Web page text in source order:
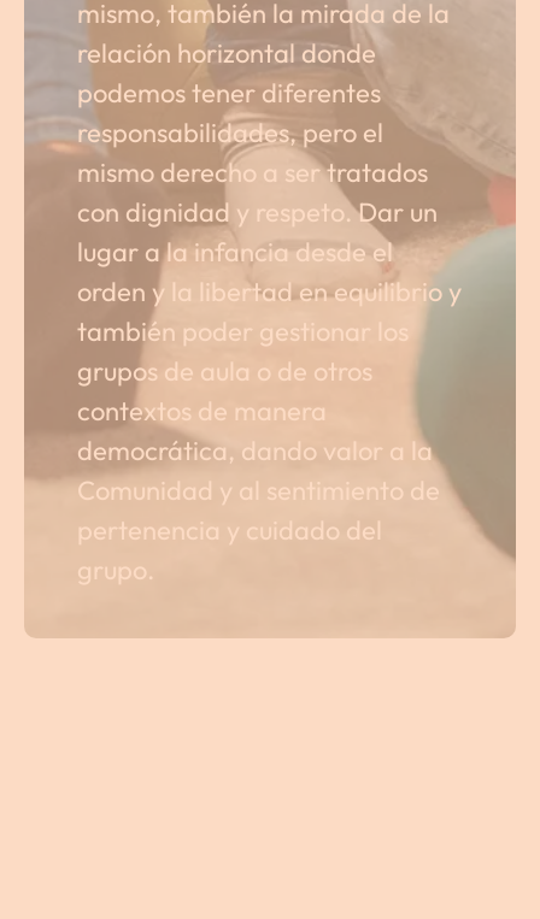
mismo, también la mirada de la
relación horizontal donde
podemos tener diferentes
responsabilidades, pero el
mismo derecho a ser tratados
con dignidad y respeto. Dar un
lugar a la infancia desde el
orden y la libertad en equilibrio y
también poder gestionar los
grupos de aula o de otros
contextos de manera
democrática, dando valor a la
Comunidad y al sentimiento de
pertenencia y cuidado del
grupo.